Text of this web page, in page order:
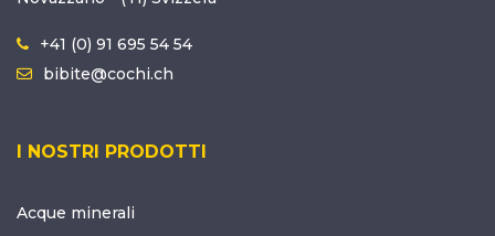
+41 (0) 91 695 54 54
bibite@cochi.ch
I NOSTRI PRODOTTI
Acque minerali